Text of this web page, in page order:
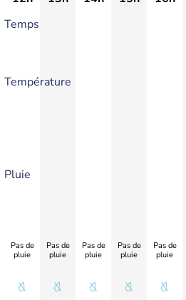
Temps
Température
Pluie
Pas de
pluie
Pas de
pluie
Pas de
pluie
Pas de
pluie
Pas de
pluie